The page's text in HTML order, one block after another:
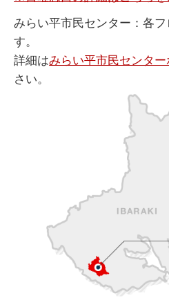
みらい平市民センター：各
す。
詳細はみらい平市民センタ
さい。